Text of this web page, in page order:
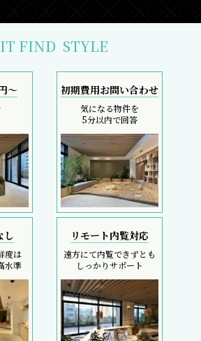
FIND STYLE
～ 初期費用お問い合わせ
気になる物件を
5分以内で回答
し
度は
水準
リモート内覧対応
遠方にて内覧できずとも
しっかりサポート